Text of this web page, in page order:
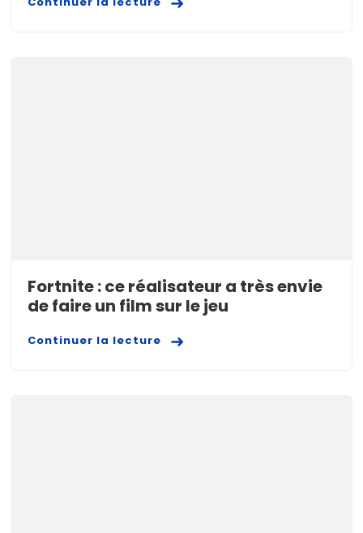
Fortnite : ce réalisateur a très envie
de faire un film sur le jeu
Continuer la lecture